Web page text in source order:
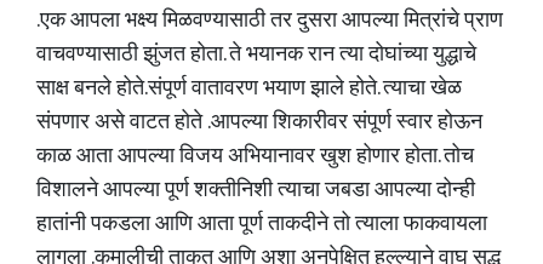
.एक आपला भक्ष्य मिळवण्यासाठी तर दुसरा आपल्या मित्रांचे प्राण
वाचवण्यासाठी झुंजत होता. ते भयानक रान त्या दोघांच्या युद्धाचे
साक्ष बनले होते.संपूर्ण वातावरण भयाण झाले होते. त्याचा खेळ
संपणार असे वाटत होते .आपल्या शिकारीवर संपूर्ण स्वार होऊन
काळ आता आपल्या विजय अभियानावर खुश होणार होता. तोच
विशालने आपल्या पूर्ण शक्तीनिशी त्याचा जबडा आपल्या दोन्ही
हातांनी पकडला आणि आता पूर्ण ताकदीने तो त्याला फाकवायला